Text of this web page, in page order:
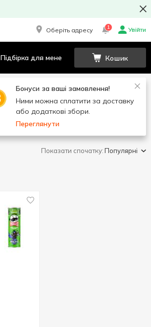
Оберіть адресу 1 Увійти
Підбірка для мене Кошик
Бонуси за ваші замовлення!
Ними можна сплатити за доставку
або додаткові збори.
Переглянути
Показати спочатку:Популярні